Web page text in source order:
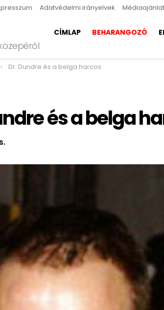
Adatvédelmi irányelvek Médiaajánlat
CÍMLAP BEHARANGOZÓ
Dr. Dundre és a belga harcos
és a belga